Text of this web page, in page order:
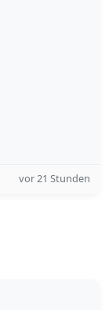
vor 21 Stunden